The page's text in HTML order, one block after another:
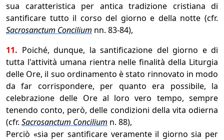
sua caratteristica per antica tradizione cristiana di
santificare tutto il corso del giorno e della notte (cfr.
Sacrosanctum Concilium nn. 83-84),
11. Poiché, dunque, la santificazione del giorno e di
tutta l'attività umana rientra nelle finalità della Liturgia
delle Ore, il suo ordinamento è stato rinnovato in modo
da far corrispondere, per quanto era possibile, la
celebrazione delle Ore al loro vero tempo, sempre
tenendo conto, però, delle condizioni della vita odierna
(cfr. Sacrosanctum Concilium n. 88),
Perciò «sia per santificare veramente il giorno sia per